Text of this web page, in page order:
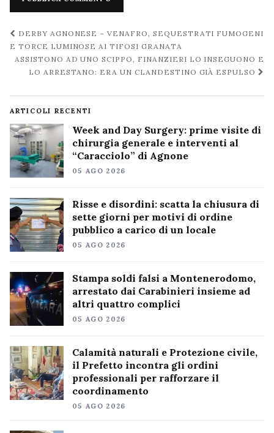
Navigazione
post
DERBY AGNONESE – VENAFRO, SEQUESTRATI FUMOGENI
E TORCE LUMINOSE AI TIFOSI GRANATA
ASSISTONO AD UNO SCIPPO, FINANZIERI LO INSEGUONO E
LO ARRESTANO: ERA UN CLANDESTINO GIÀ ESPULSO
ARTICOLI RECENTI
Week and Day Surgery: prime visite di
chirurgia generale e interventi al
“Caracciolo” di Agnone
05 AGO 2026
Risse e disordini: scatta la chiusura di
sette giorni per motivi di ordine
pubblico a carico di un locale
05 AGO 2026
Stampa soldi falsi a Montenerodomo,
arrestato dai Carabinieri insieme ad
altri quattro complici
05 AGO 2026
Calamità naturali e Protezione civile,
il Prefetto incontra gli ordini
professionali per rafforzare il
coordinamento
05 AGO 2026